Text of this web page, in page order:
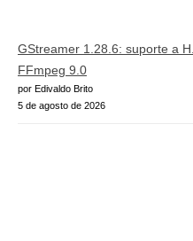
GStreamer 1.28.6: suporte a
FFmpeg 9.0
por Edivaldo Brito
5 de agosto de 2026